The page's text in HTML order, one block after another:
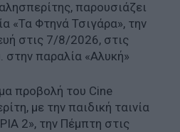
παρουσιάζει
«Τα Φτηνά Τσιγάρα», την
στις 7/8/2026, στις
στην παραλία «Αλυκή»
προβολή του Cine
με την παιδική ταινία
2», την Πέμπτη στις